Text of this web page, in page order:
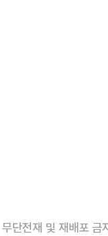
단전재 및 재배포 금